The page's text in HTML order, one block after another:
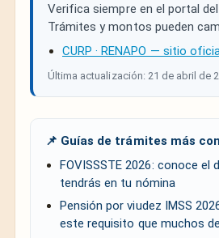
Verifica siempre en el portal del
Trámites y montos pueden
CURP · RENAPO — sitio
Última actualización: 21 de abril de
📌 Guías de trámites más
FOVISSSTE 2026: conoce el
tendrás en tu nómina
Pensión por viudez IMSS
este requisito que muchos